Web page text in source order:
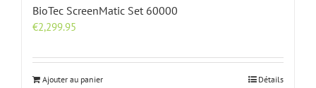
BioTec ScreenMatic Set 60000
€2,299.95
Ajouter au panier Détails